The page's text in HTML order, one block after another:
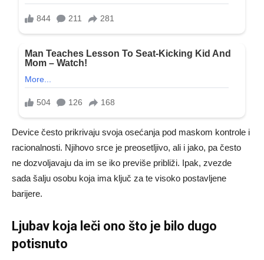
Device često prikrivaju svoja osećanja pod maskom kontrole i
racionalnosti. Njihovo srce je preosetljivo, ali i jako, pa često
ne dozvoljavaju da im se iko previše približi. Ipak, zvezde
sada šalju osobu koja ima ključ za te visoko postavljene
barijere.
Ljubav koja leči ono što je bilo dugo
potisnuto